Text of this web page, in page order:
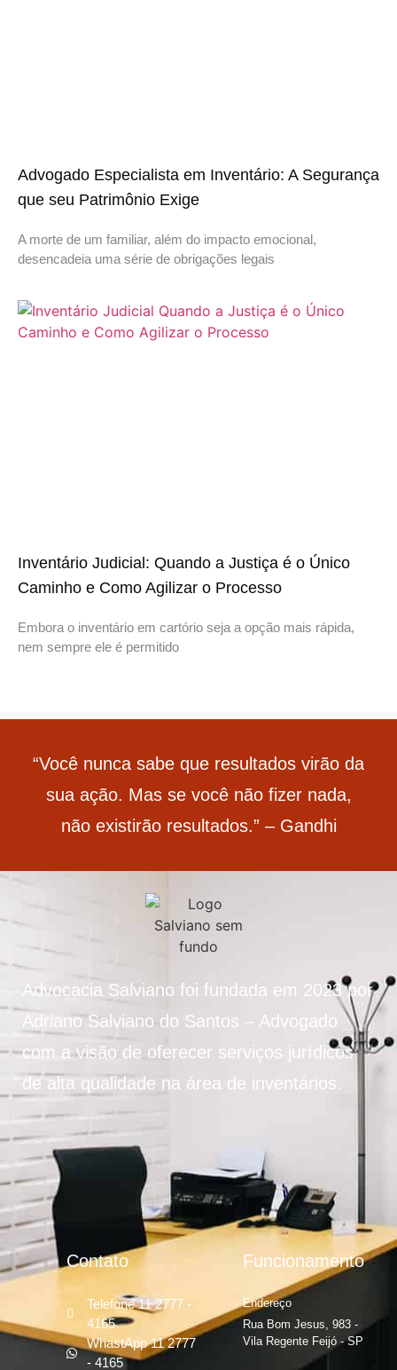
Advogado Especialista em Inventário: A Segurança
que seu Patrimônio Exige
A morte de um familiar, além do impacto emocional,
desencadeia uma série de obrigações legais
Inventário Judicial: Quando a Justiça é o Único
Caminho e Como Agilizar o Processo
Embora o inventário em cartório seja a opção mais rápida,
nem sempre ele é permitido
“Você nunca sabe que resultados virão da
sua ação. Mas se você não fizer nada,
não existirão resultados.” – Gandhi
Advocacia Salviano foi fundada em 2023 por
Adriano Salviano do Santos – Advogado
com a visão de oferecer serviços jurídicos
de alta qualidade na área de inventários.
Contato
Telefone 11 2777 -
4165
WhastApp 11 2777
- 4165
Funcionamento
Endereço
Rua Bom Jesus, 983 -
Vila Regente Feijó - SP